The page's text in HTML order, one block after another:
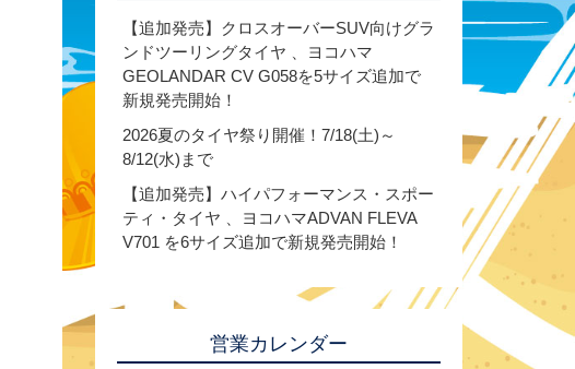
【追加発売】クロスオーバーSUV向けグラ
ンドツーリングタイヤ 、ヨコハマ
GEOLANDAR CV G058を5サイズ追加で
新規発売開始！
2026夏のタイヤ祭り開催！7/18(土)～
8/12(水)まで
【追加発売】ハイパフォーマンス・スポー
ティ・タイヤ 、ヨコハマADVAN FLEVA
V701 を6サイズ追加で新規発売開始！
営業カレンダー